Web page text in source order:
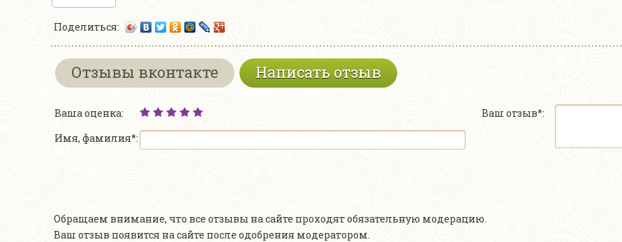
Поделиться:
Отзывы вконтакте Написать отзыв
Ваша оценка:
Имя, фамилия*:
Ваш отзыв*:
Обращаем внимание, что все отзывы на сайте проходят обязательную модерацию.
Ваш отзыв появится на сайте после одобрения модератором.